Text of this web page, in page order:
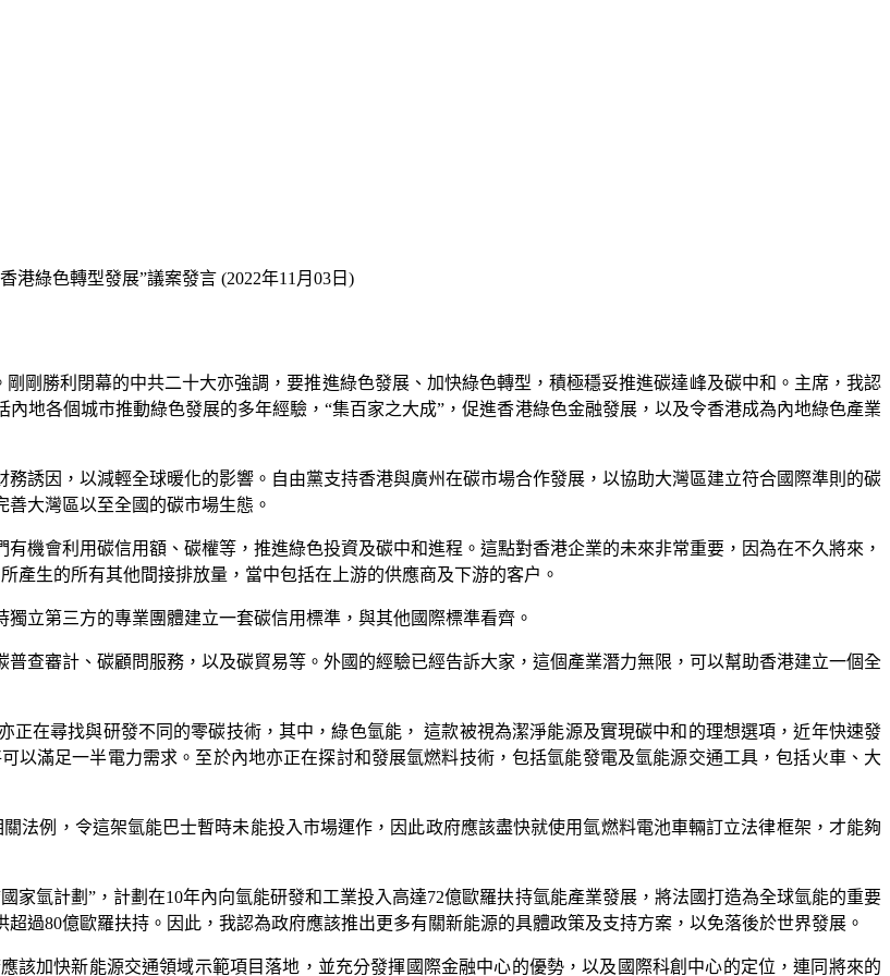
港綠色轉型發展”議案發言 (2022年11月03日)
剛勝利閉幕的中共二十大亦強調，要推進綠色發展、加快綠色轉型，積極穩妥推進碳達峰及碳中和。主席，我認
地各個城市推動綠色發展的多年經驗，“集百家之大成”，促進香港綠色金融發展，以及令香港成為內地綠色產業
誘因，以減輕全球暖化的影響。自由黨支持香港與廣州在碳市場合作發展，以協助大灣區建立符合國際準則的碳
大灣區以至全國的碳市場生態。
機會利用碳信用額、碳權等，推進綠色投資及碳中和進程。這點對香港企業的未來非常重要，因為在不久將來，
產生的所有其他間接排放量，當中包括在上游的供應商及下游的客户。
立第三方的專業團體建立一套碳信用標準，與其他國際標準看齊。
查審計、碳顧問服務，以及碳貿易等。外國的經驗已經告訴大家，這個產業潛力無限，可以幫助香港建立一個全
在尋找與研發不同的零碳技術，其中，綠色氫能， 這款被視為潔淨能源及實現碳中和的理想選項，近年快速發
以滿足一半電力需求。至於內地亦正在探討和發展氫燃料技術，包括氫能發電及氫能源交通工具，包括火車、大
法例，令這架氫能巴士暫時未能投入市場運作，因此政府應該盡快就使用氫燃料電池車輛訂立法律框架，才能夠
氫計劃”，計劃在10年內向氫能研發和工業投入高達72億歐羅扶持氫能產業發展，將法國打造為全球氫能的重要
過80億歐羅扶持。因此，我認為政府應該推出更多有關新能源的具體政策及支持方案，以免落後於世界發展。
該加快新能源交通領域示範項目落地，並充分發揮國際金融中心的優勢，以及國際科創中心的定位，連同將來的